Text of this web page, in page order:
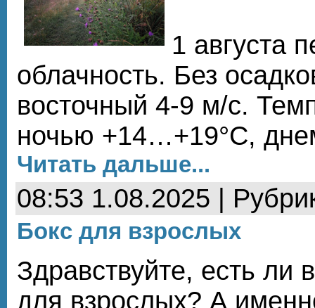
1 августа
облачность. Без
восточный 4-9 м/с.
ночью +14…+19°С,
Читать дальше...
08:53 1.08.2025 |
Бокс для взрослых
Здравствуйте, есть ли
для взрослых? А